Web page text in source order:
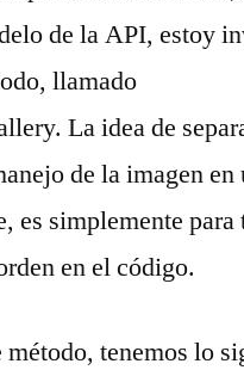
de la API, estoy
llamado
La idea de
de la imagen en
es simplemente para
en el código.
método, tenemos lo